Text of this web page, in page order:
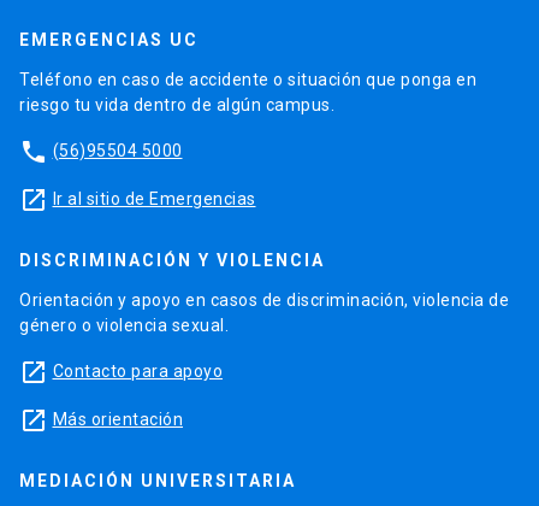
EMERGENCIAS UC
Teléfono en caso de accidente o situación que ponga en
riesgo tu vida dentro de algún campus.
phone (56)95504 5000
launch Ir al sitio de Emergencias
DISCRIMINACIÓN Y VIOLENCIA
Orientación y apoyo en casos de discriminación, violencia de
género o violencia sexual.
launch Contacto para apoyo
launch Más orientación
MEDIACIÓN UNIVERSITARIA